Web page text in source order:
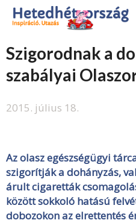
Szigorodnak a
szabályai
2015. július 18.
Az olasz egészségügyi
szigorítják a dohányzás,
árult cigaretták
között sokkoló hatású
dobozokon az elrettentés